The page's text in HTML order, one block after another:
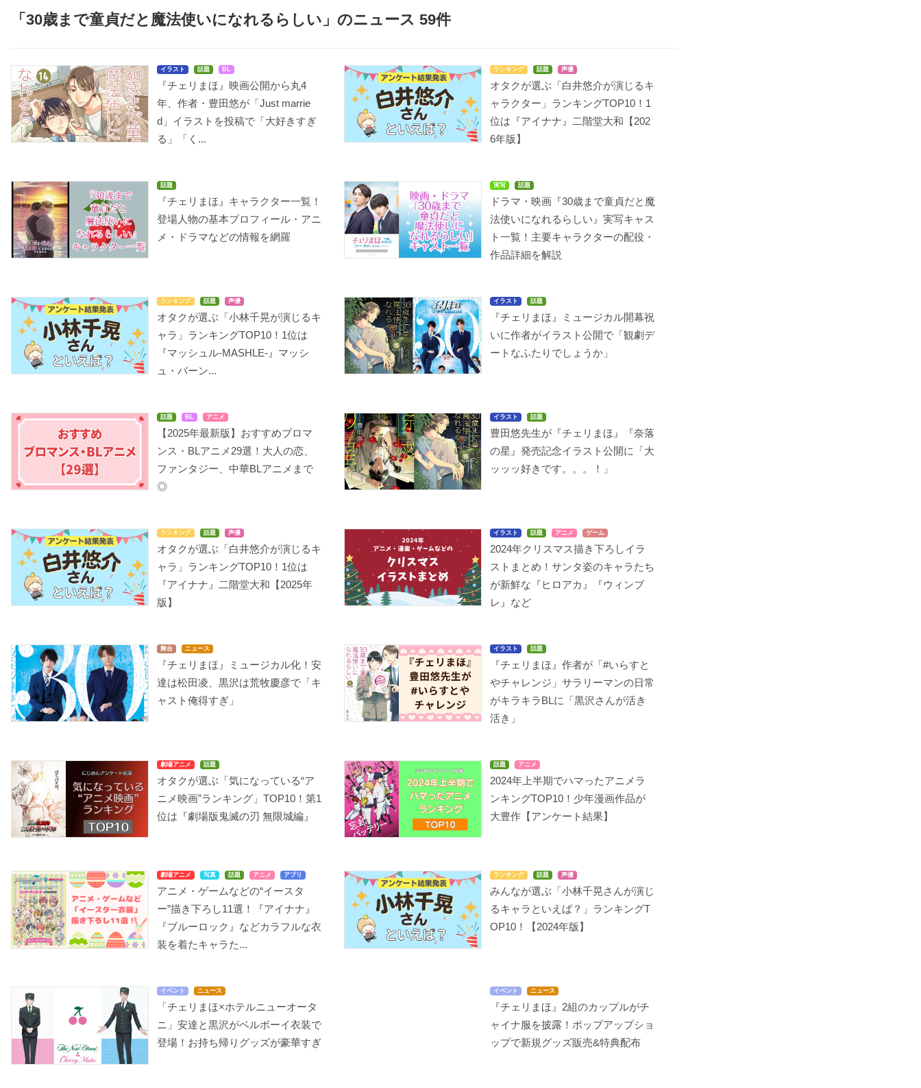
「30歳まで童貞だと魔法使いになれるらしい」のニュース 59件
イラスト 話題 BL
『チェリまほ』映画公開から丸4
年、作者・豊田悠が「Just marrie
d」イラストを投稿で「大好きすぎ
る」「く...
ランキング 話題 声優
オタクが選ぶ「白井悠介が演じるキ
ャラクター」ランキングTOP10！1
位は『アイナナ』二階堂大和【202
6年版】
話題
『チェリまほ』キャラクター一覧！
登場人物の基本プロフィール・アニ
メ・ドラマなどの情報を網羅
実写 話題
ドラマ・映画『30歳まで童貞だと魔
法使いになれるらしい』実写キャス
ト一覧！主要キャラクターの配役・
作品詳細を解説
ランキング 話題 声優
オタクが選ぶ「小林千晃が演じるキ
ャラ」ランキングTOP10！1位は
『マッシュル-MASHLE-』マッシ
ュ・バーン...
イラスト 話題
『チェリまほ』ミュージカル開幕祝
いに作者がイラスト公開で「観劇デ
ートなふたりでしょうか」
話題 BL アニメ
【2025年最新版】おすすめブロマ
ンス・BLアニメ29選！大人の恋、
ファンタジー、中華BLアニメまで
◎
イラスト 話題
豊田悠先生が『チェリまほ』『奈落
の星』発売記念イラスト公開に「大
ッッッ好きです。。。！」
ランキング 話題 声優
オタクが選ぶ「白井悠介が演じるキ
ャラ」ランキングTOP10！1位は
『アイナナ』二階堂大和【2025年
版】
イラスト 話題 アニメ ゲーム
2024年クリスマス描き下ろしイラ
ストまとめ！サンタ姿のキャラたち
が新鮮な『ヒロアカ』『ウィンブ
レ』など
舞台 ニュース
『チェリまほ』ミュージカル化！安
達は松田凌、黒沢は荒牧慶彦で「キ
ャスト俺得すぎ」
イラスト 話題
『チェリまほ』作者が「#いらすと
やチャレンジ」サラリーマンの日常
がキラキラBLに「黒沢さんが活き
活き」
劇場アニメ 話題
オタクが選ぶ「気になっている“ア
ニメ映画”ランキング」TOP10！第1
位は『劇場版鬼滅の刃 無限城編』
話題 アニメ
2024年上半期でハマったアニメラ
ンキングTOP10！少年漫画作品が
大豊作【アンケート結果】
劇場アニメ 写真 話題 アニメ アプリ
アニメ・ゲームなどの“イースタ
ー”描き下ろし11選！『アイナナ』
『ブルーロック』などカラフルな衣
装を着たキャラた...
ランキング 話題 声優
みんなが選ぶ「小林千晃さんが演じ
るキャラといえば？」ランキングT
OP10！【2024年版】
イベント ニュース
「チェリまほ×ホテルニューオータ
ニ」安達と黒沢がベルボーイ衣装で
登場！お持ち帰りグッズが豪華すぎ
イベント ニュース
『チェリまほ』2組のカップルがチ
ャイナ服を披露！ポップアップショ
ップで新規グッズ販売&特典配布